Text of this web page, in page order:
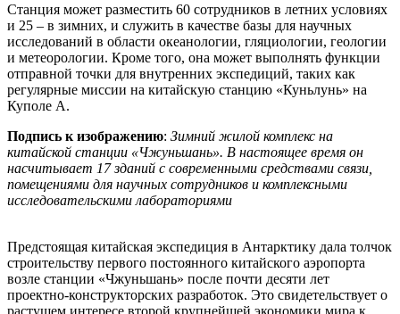
Станция может разместить 60 сотрудников в летних условиях
и 25 – в зимних, и служить в качестве базы для научных
исследований в области океанологии, гляциологии, геологии
и метеорологии. Кроме того, она может выполнять функции
отправной точки для внутренних экспедиций, таких как
регулярные миссии на китайскую станцию «Куньлунь» на
Куполе А.
Подпись к изображению: Зимний жилой комплекс на
китайской станции «Чжуньшань». В настоящее время он
насчитывает 17 зданий с современными средствами связи,
помещениями для научных сотрудников и комплексными
исследовательскими лабораториями
Предстоящая китайская экспедиция в Антарктику дала толчок
строительству первого постоянного китайского аэропорта
возле станции «Чжуньшань» после почти десяти лет
проектно-конструкторских разработок. Это свидетельствует о
растущем интересе второй крупнейшей экономики мира к